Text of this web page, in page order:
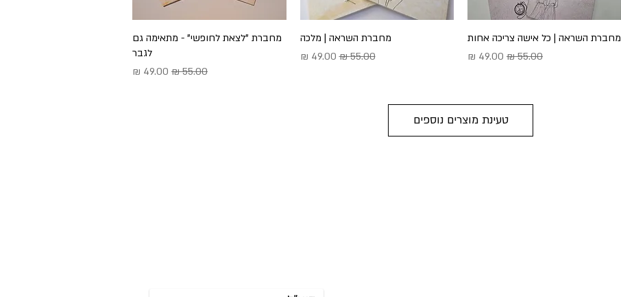
תצוגה מהירה
מחברת השראה | כל אישה צריכה אחות
מחיר רגיל מחיר מבצע
תצוגה מהירה
מחברת השראה | מלכה
מחיר רגיל‏55.00 ‏₪ מחיר מבצע
תצוגה מהירה
מחברת "לצאת לחופשי" - מתאימה גם
לגבר
מחיר רגיל מחיר מבצע
טעינת מוצרים נוספים